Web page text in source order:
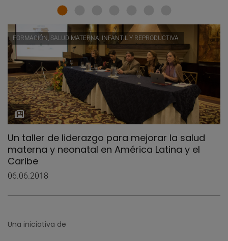
FORMACIÓN, SALUD MATERNA, INFANTIL Y REPRODUCTIVA
Un taller de liderazgo para mejorar la salud
materna y neonatal en América Latina y el
Caribe
06.06.2018
Una iniciativa de